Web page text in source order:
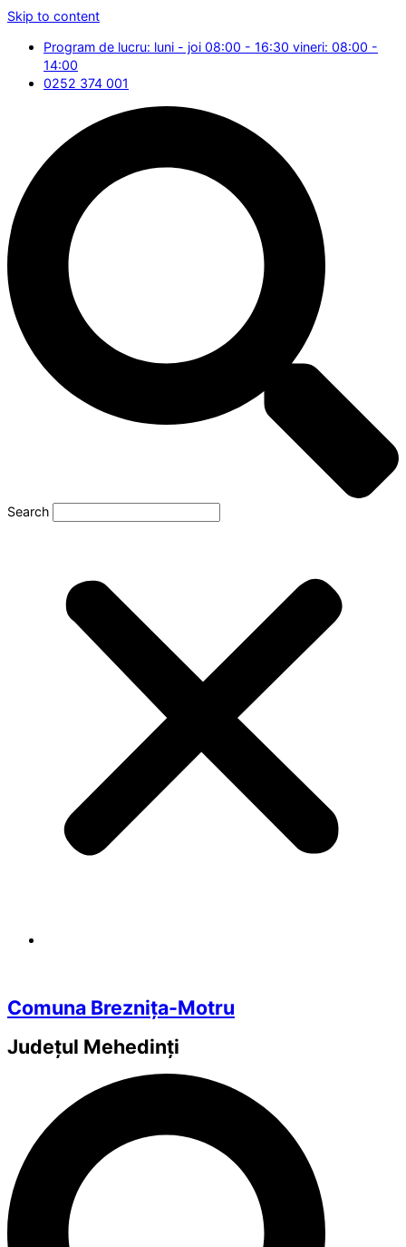
Skip to content
Program de lucru: luni - joi 08:00 - 16:30 vineri: 08:00 -
14:00
0252 374 001
Search
Comuna Breznița-Motru
Județul Mehedinți